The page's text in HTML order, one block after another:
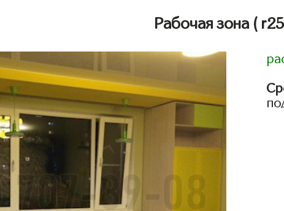
Рабочая зона (